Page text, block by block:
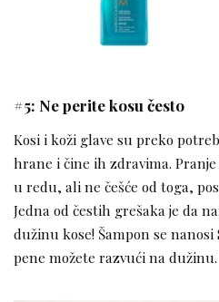
#5: Ne perite kosu često
Kosi i koži glave su preko
hrane i čine ih zdravima. Pranje
u redu, ali ne češće od toga,
Jedna od čestih grešaka je da
dužinu kose! Šampon se
pene možete razvući na dužinu.